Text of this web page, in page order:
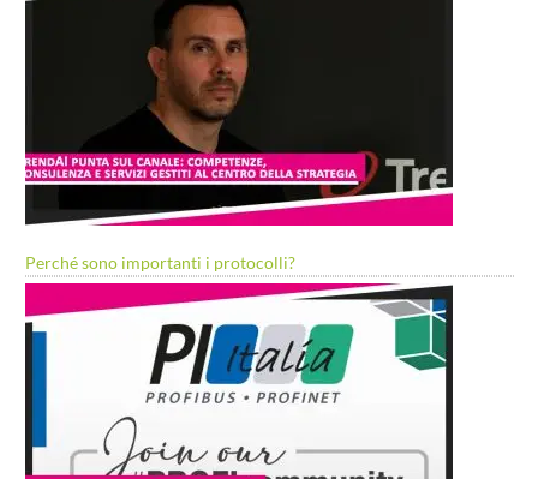
Perché sono importanti i protocolli?